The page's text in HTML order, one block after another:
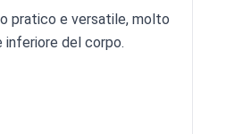
pratico e versatile, molto
del corpo.